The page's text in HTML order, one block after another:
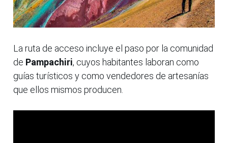
La ruta de acceso incluye el paso por la comunidad
de Pampachiri, cuyos habitantes laboran como
guías turísticos y como vendedores de artesanías
que ellos mismos producen.